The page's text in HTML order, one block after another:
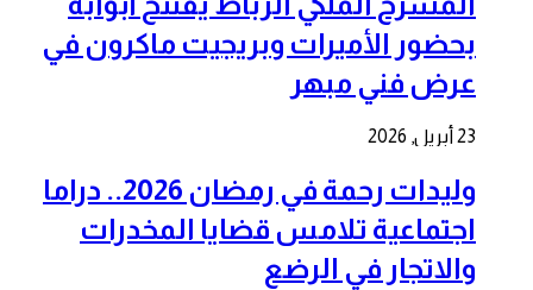
بحضور الأميرات وبريجيت ماكرون في
عرض فني مبهر
23 أبريل, 2026
وليدات رحمة في رمضان 2026.. دراما
اجتماعية تلامس قضايا المخدرات
والاتجار في الرضع